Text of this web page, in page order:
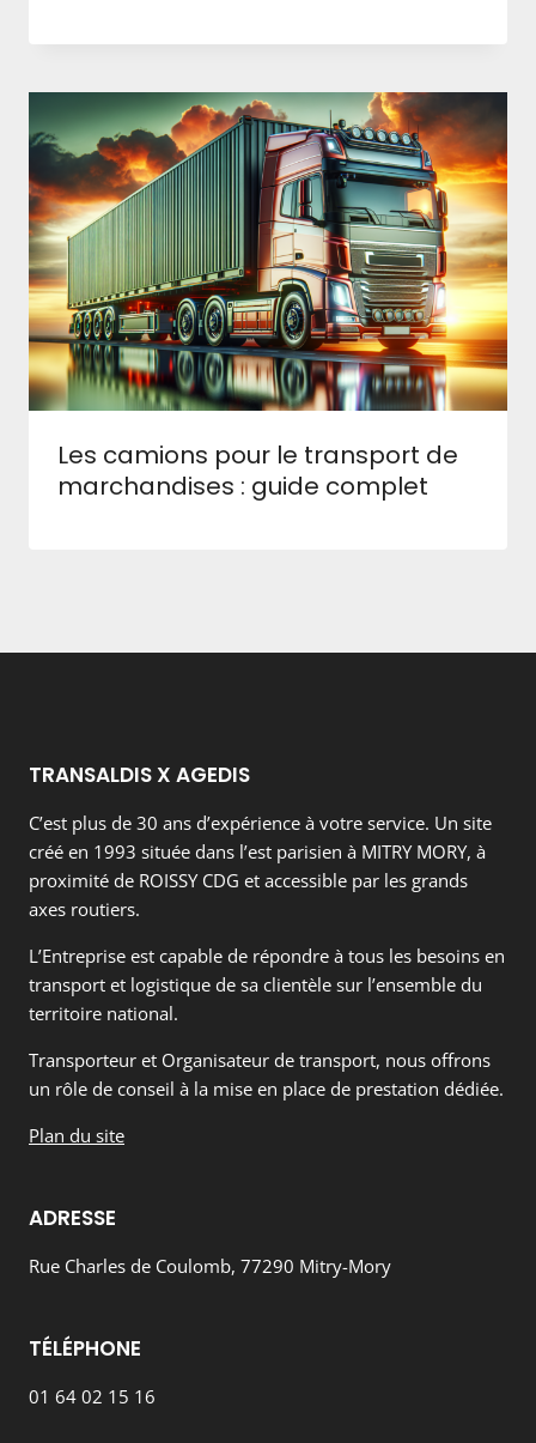
Les camions pour le transport de
marchandises : guide complet
TRANSALDIS X AGEDIS
C’est plus de 30 ans d’expérience à votre service. Un site
créé en 1993 située dans l’est parisien à MITRY MORY, à
proximité de ROISSY CDG et accessible par les grands
axes routiers.
L’Entreprise est capable de répondre à tous les besoins en
transport et logistique de sa clientèle sur l’ensemble du
territoire national.
Transporteur et Organisateur de transport, nous offrons
un rôle de conseil à la mise en place de prestation dédiée.
Plan du site
ADRESSE
Rue Charles de Coulomb, 77290 Mitry-Mory
TÉLÉPHONE
01 64 02 15 16